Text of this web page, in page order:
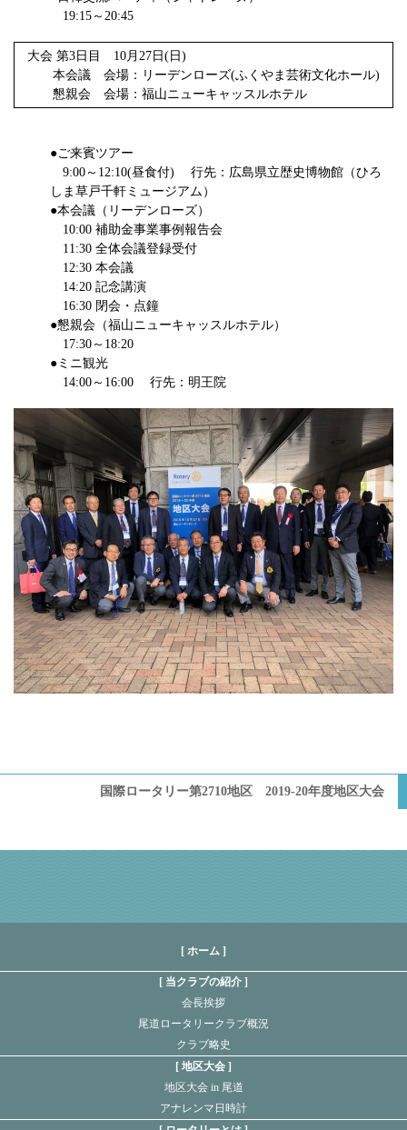
19:15～20:45
大会 第3日目 10月27日(日)
本会議 会場：リーデンローズ(ふくやま芸術文化ホール)
懇親会 会場：福山ニューキャッスルホテル
●ご来賓ツアー
9:00～12:10(昼食付) 行先：広島県立歴史博物館（ひろ
しま草戸千軒ミュージアム）
●本会議（リーデンローズ）
10:00 補助金事業事例報告会
11:30 全体会議登録受付
12:30 本会議
14:20 記念講演
16:30 閉会・点鐘
●懇親会（福山ニューキャッスルホテル）
17:30～18:20
●ミニ観光
14:00～16:00 行先：明王院
国際ロータリー第2710地区 2019-20年度地区大会
[ ホーム ]
当クラブの紹介
会長挨拶
尾道ロータリークラブ概況
クラブ略史
地区大会
地区大会 in 尾道
アナレンマ日時計